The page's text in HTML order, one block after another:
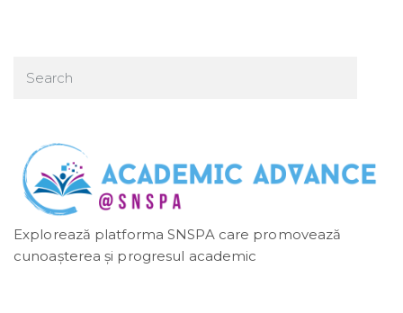
Explorează platforma SNSPA care promovează
cunoașterea și progresul academic